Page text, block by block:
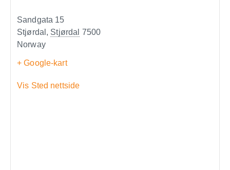
Sandgata 15
Stjørdal , Stjørdal 7500
Norway
+ Google-kart
Vis Sted nettside